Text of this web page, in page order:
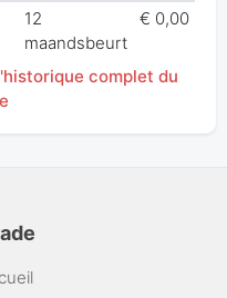
12
maandsbeurt
€ 0,00
complet du